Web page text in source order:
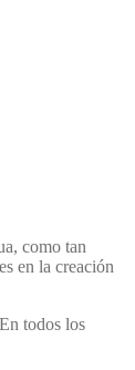
como tan
en la creación
todos los